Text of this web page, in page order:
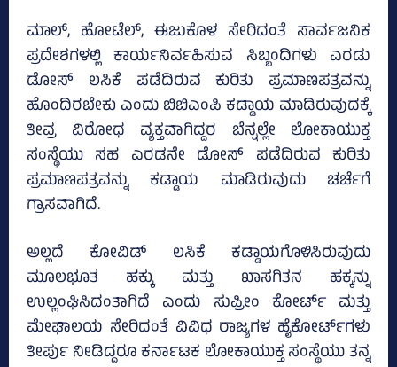
ಮಾಲ್‌, ಹೋಟೆಲ್‌, ಈಜುಕೊಳ ಸೇರಿದಂತೆ ಸಾರ್ವಜನಿಕ
ಪ್ರದೇಶಗಳಲ್ಲಿ ಕಾರ್ಯನಿರ್ವಹಿಸುವ ಸಿಬ್ಬಂದಿಗಳು ಎರಡು
ಡೋಸ್‌ ಲಸಿಕೆ ಪಡೆದಿರುವ ಕುರಿತು ಪ್ರಮಾಣಪತ್ರವನ್ನು
ಹೊಂದಿರಬೇಕು ಎಂದು ಬಿಬಿಎಂಪಿ ಕಡ್ಡಾಯ ಮಾಡಿರುವುದಕ್ಕೆ
ತೀವ್ರ ವಿರೋಧ ವ್ಯಕ್ತವಾಗಿದ್ದರ ಬೆನ್ನಲ್ಲೇ ಲೋಕಾಯುಕ್ತ
ಸಂಸ್ಥೆಯು ಸಹ ಎರಡನೇ ಡೋಸ್‌ ಪಡೆದಿರುವ ಕುರಿತು
ಪ್ರಮಾಣಪತ್ರವನ್ನು ಕಡ್ಡಾಯ ಮಾಡಿರುವುದು ಚರ್ಚೆಗೆ
ಗ್ರಾಸವಾಗಿದೆ.
ಅಲ್ಲದೆ ಕೋವಿಡ್‌ ಲಸಿಕೆ ಕಡ್ಡಾಯಗೊಳಿಸಿರುವುದು
ಮೂಲಭೂತ ಹಕ್ಕು ಮತ್ತು ಖಾಸಗಿತನ ಹಕ್ಕನ್ನು
ಉಲ್ಲಂಘಿಸಿದಂತಾಗಿದೆ ಎಂದು ಸುಪ್ರೀಂ ಕೋರ್ಟ್‌ ಮತ್ತು
ಮೇಘಾಲಯ ಸೇರಿದಂತೆ ವಿವಿಧ ರಾಜ್ಯಗಳ ಹೈಕೋರ್ಟ್‌ಗಳು
ತೀರ್ಪು ನೀಡಿದ್ದರೂ ಕರ್ನಾಟಕ ಲೋಕಾಯುಕ್ತ ಸಂಸ್ಥೆಯು ತನ್ನ